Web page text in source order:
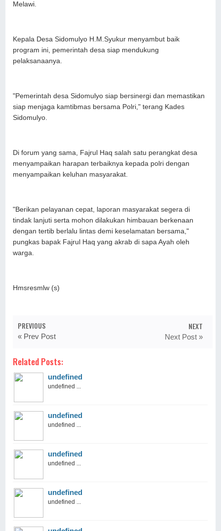
Melawi.
Kepala Desa Sidomulyo H.M.Syukur menyambut baik
program ini, pemerintah desa siap mendukung
pelaksanaanya.
"Pemerintah desa Sidomulyo siap bersinergi dan memastikan
siap menjaga kamtibmas bersama Polri," terang Kades
Sidomulyo.
Di forum yang sama, Fajrul Haq salah satu perangkat desa
menyampaikan harapan terbaiknya kepada polri dengan
menyampaikan keluhan masyarakat.
"Berikan pelayanan cepat, laporan masyarakat segera di
tindak lanjuti serta mohon dilakukan himbauan berkenaan
dengan tertib berlalu lintas demi keselamatan bersama,"
pungkas bapak Fajrul Haq yang akrab di sapa Ayah oleh
warga.
Hmsresmlw (s)
PREVIOUS
« Prev Post
NEXT
Next Post »
Related Posts:
undefined
undefined ...
undefined
undefined ...
undefined
undefined ...
undefined
undefined ...